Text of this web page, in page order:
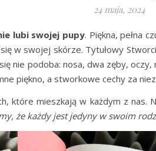
24 maja, 2024
lubi swojej pupy. Piękna, pełna
w swojej skórze. Tytułowy
nie podoba: nosa, dwa zęby,
piękno, a stworkowe cechy za
które mieszkają w każdym z
że każdy jest jedyny w swoim